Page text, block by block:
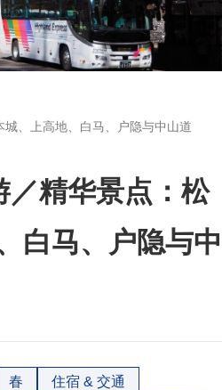
、上高地、白马、户隐与中山道
／精华景点：松
白马、户隐与中
春
住宿 & 交通